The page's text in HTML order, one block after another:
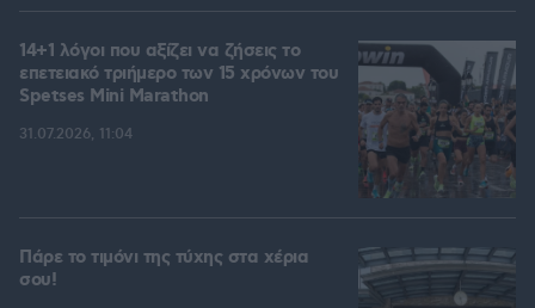
14+1 λόγοι που αξίζει να ζήσεις το
επετειακό τριήμερο των 15 χρόνων του
Spetses Mini Marathon
31.07.2026, 11:04
Πάρε το τιμόνι της τύχης στα χέρια
σου!